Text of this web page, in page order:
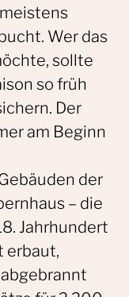
Wer das
sollte
so früh
Der
am Beginn
der
– die
Jahrhundert
erbaut,